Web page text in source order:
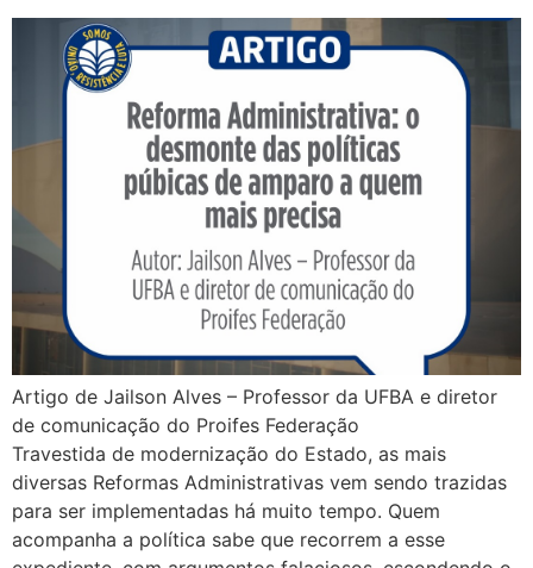
Artigo de Jailson Alves – Professor da UFBA e diretor
de comunicação do Proifes Federação
Travestida de modernização do Estado, as mais
diversas Reformas Administrativas vem sendo trazidas
para ser implementadas há muito tempo. Quem
acompanha a política sabe que recorrem a esse